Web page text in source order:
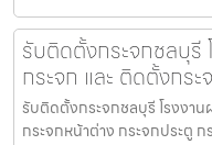
รับติดตั้งกระจกชลบุรี
กระจก และ ติดตั้งกร
รับติดตั้งกระจกชลบุรี โรงงาน
กระจกหน้าต่าง กระจกประตู